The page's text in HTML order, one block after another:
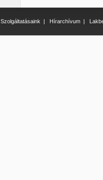
Szolgáltatásaink | Hírarchívum |